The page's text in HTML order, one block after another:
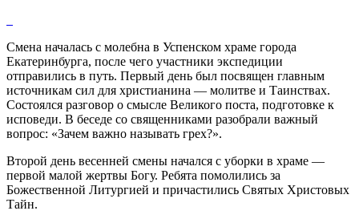
Смена началась с молебна в Успенском храме города
Екатеринбурга, после чего участники экспедиции
отправились в путь. Первый день был посвящен главным
источникам сил для христианина — молитве и Таинствах.
Состоялся разговор о смысле Великого поста, подготовке к
исповеди. В беседе со священниками разобрали важный
вопрос: «Зачем важно называть грех?».
Второй день весенней смены начался с уборки в храме —
первой малой жертвы Богу. Ребята помолились за
Божественной Литургией и причастились Святых Христовых
Тайн.